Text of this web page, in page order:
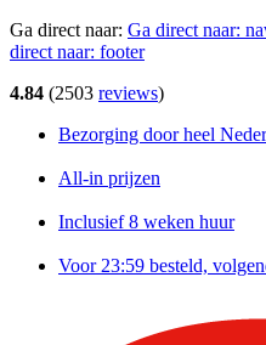
Ga direct naar: Ga direct naar:
direct naar: footer
4.84 (2503 reviews)
Bezorging door heel
All-in prijzen
Inclusief 8 weken huur
Voor 23:59 besteld,